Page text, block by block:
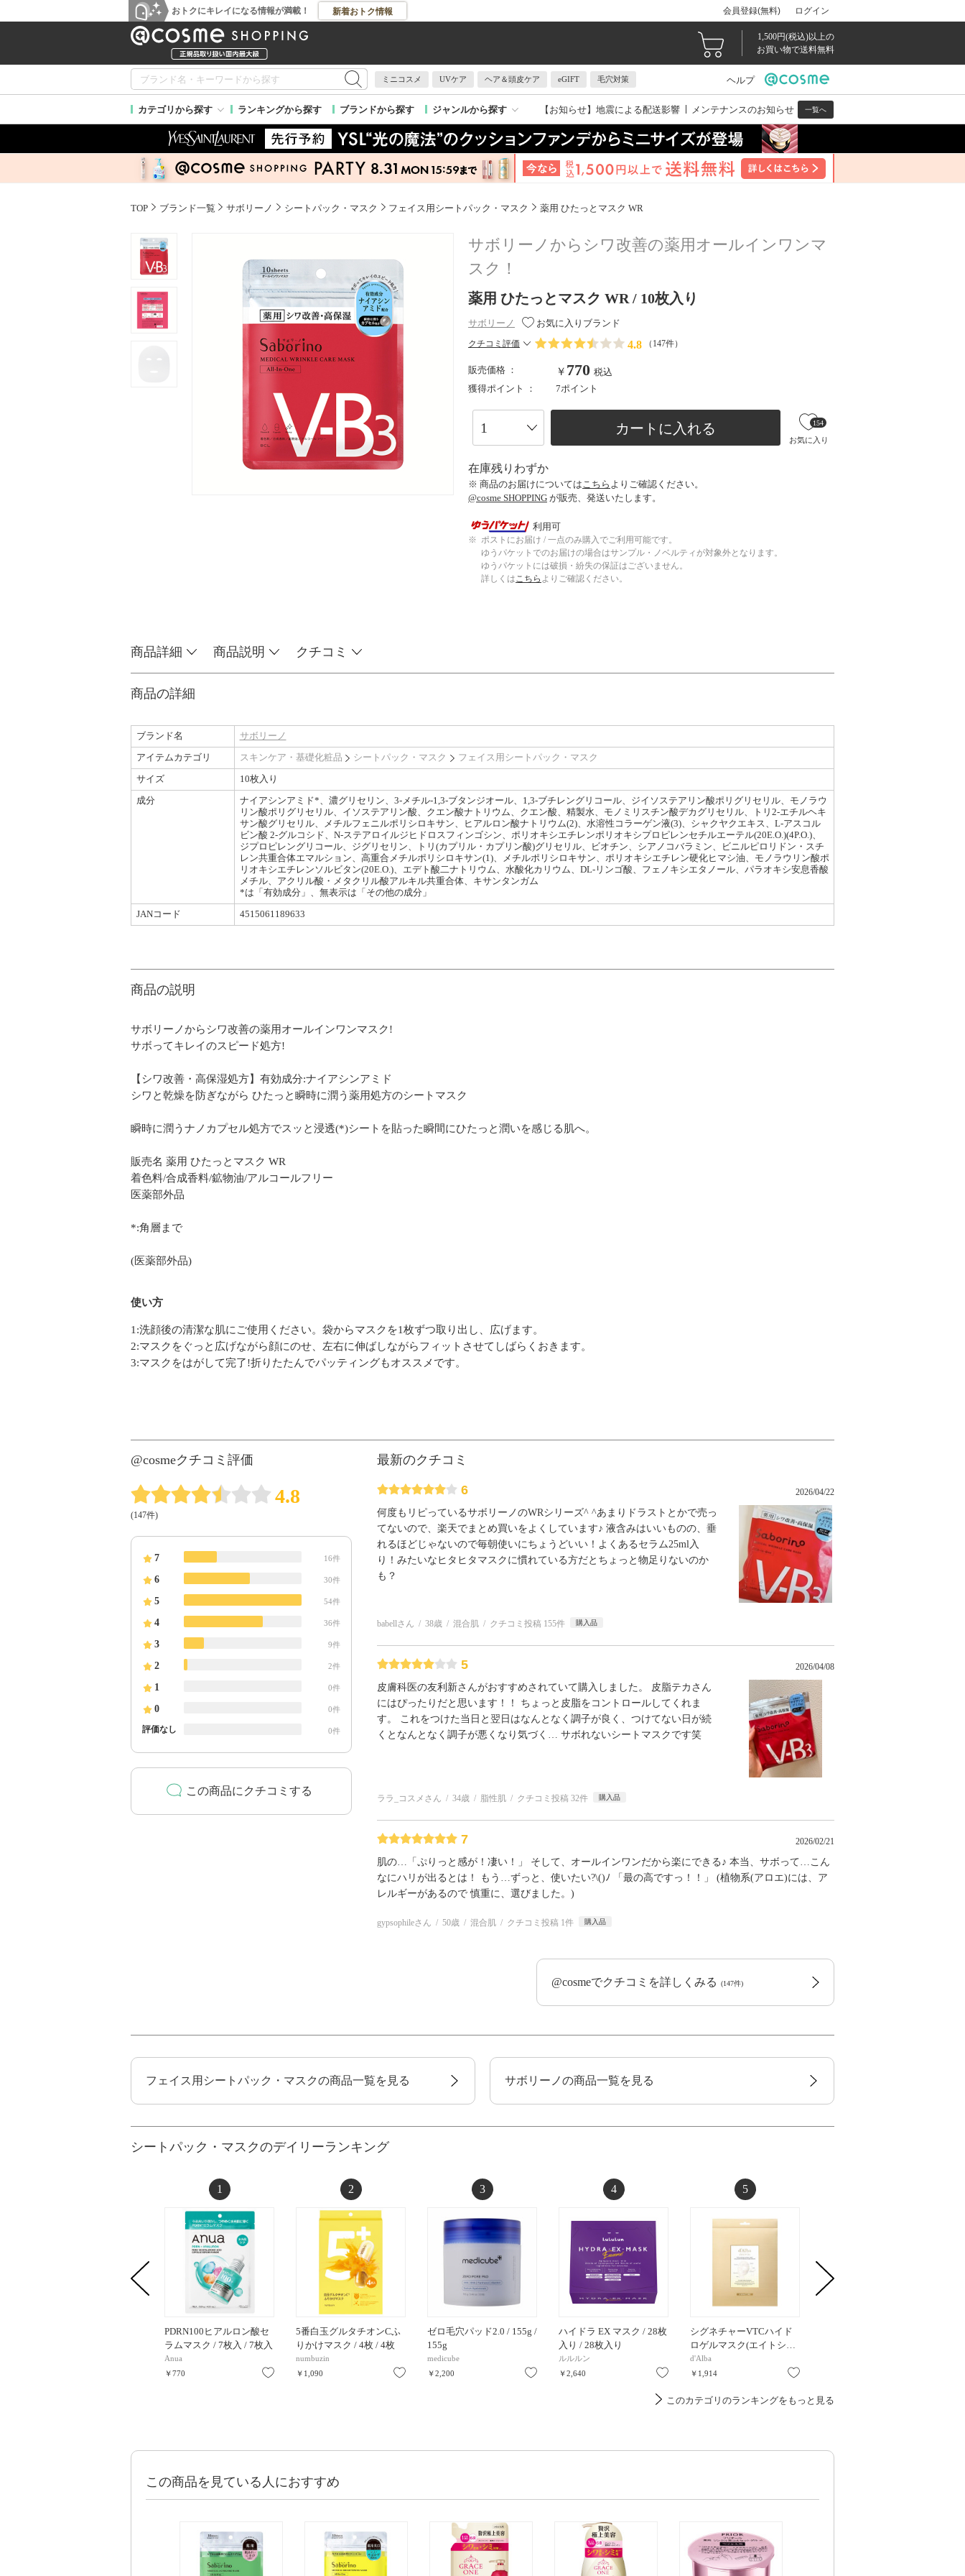
おトクにキレイになる情報が満載！ 新着おトク情報 会員登録(無料) ログイン
1,500円(税込)以上の
お買い物で送料無料
ミニコスメ UVケア ヘア＆頭皮ケア eGIFT 毛穴対策 ヘルプ
カテゴリから探す ランキングから探す ブランドから探す ジャンルから探す 【お知らせ】 地震による配送影響 メンテナンスのお知らせ 一覧へ
TOP ブランド一覧 サボリーノ シートパック・マスク フェイス用シートパック・マスク 薬用 ひたっとマスク WR
サボリーノからシワ改善の薬用オールインワンマ
スク！
薬用 ひたっとマスク WR / 10枚入り
サボリーノ お気に入りブランド
クチコミ評価 4.8 （ 147件）
販売価格 ： ￥ 770 税込
獲得ポイント ：
7ポイント
カートに入れる
お気に入り
154
在庫残りわずか
※ 商品のお届けについては こちら よりご確認ください。
@cosme SHOPPING が販売、発送いたします。
利用可
※ ポストにお届け / 一点のみ購入でご利用可能です。
ゆうパケットでのお届けの場合はサンプル・ノベルティが対象外となります。
ゆうパケットには破損・紛失の保証はございません。
詳しくはこちら よりご確認ください。
商品詳細 商品説明 クチコミ
商品の詳細
ブランド名
サボリーノ
アイテムカテゴリ
スキンケア・基礎化粧品 シートパック・マスク
フェイス用シートパック・マスク
サイズ
10枚入り
成分
ナイアシンアミド*、濃グリセリン、3-メチル-1,3-ブタンジオール、1,3-ブチレングリコール、ジイソステアリン酸ポリグリセリル、モノラウ
リン酸ポリグリセリル、イソステアリン酸、クエン酸ナトリウム、クエン酸、精製水、モノミリスチン酸デカグリセリル、トリ2-エチルヘキ
サン酸グリセリル、メチルフェニルポリシロキサン、ヒアルロン酸ナトリウム(2)、水溶性コラーゲン液(3)、シャクヤクエキス、L-アスコル
ビン酸 2-グルコシド、N-ステアロイルジヒドロスフィンゴシン、ポリオキシエチレンポリオキシプロピレンセチルエーテル(20E.O.)(4P.O.)、
ジプロピレングリコール、ジグリセリン、トリ(カプリル・カプリン酸)グリセリル、ビオチン、シアノコバラミン、ビニルピロリドン・スチ
レン共重合体エマルション、高重合メチルポリシロキサン(1)、メチルポリシロキサン、ポリオキシエチレン硬化ヒマシ油、モノラウリン酸ポ
リオキシエチレンソルビタン(20E.O.)、エデト酸二ナトリウム、水酸化カリウム、DL-リンゴ酸、フェノキシエタノール、パラオキシ安息香酸
メチル、アクリル酸・メタクリル酸アルキル共重合体、キサンタンガム
*は「有効成分」、無表示は「その他の成分」
JANコード
4515061189633
商品の説明
サボリーノからシワ改善の薬用オールインワンマスク!
サボってキレイのスピード処方!
【シワ改善・高保湿処方】有効成分:ナイアシンアミド
シワと乾燥を防ぎながら ひたっと瞬時に潤う薬用処方のシートマスク
瞬時に潤うナノカプセル処方でスッと浸透(*)シートを貼った瞬間にひたっと潤いを感じる肌へ。
販売名 薬用 ひたっとマスク WR
着色料/合成香料/鉱物油/アルコールフリー
医薬部外品
*:角層まで
(医薬部外品)
使い方
1:洗顔後の清潔な肌にご使用ください。袋からマスクを1枚ずつ取り出し、広げます。
2:マスクをぐっと広げながら顔にのせ、左右に伸ばしながらフィットさせてしばらくおきます。
3:マスクをはがして完了!折りたたんでパッティングもオススメです。
@cosmeクチコミ評価
4.8
(147件)
7 16件
6 30件
5 54件
4 36件
3 9件
2 2件
1 0件
0 0件
評価なし 0件
この商品にクチコミする
最新のクチコミ
6 2026/04/22
何度もリピっているサボリーノのWRシリーズ^ ^あまりドラストとかで売っ
てないので、楽天でまとめ買いをよくしています♪ 液含みはいいものの、垂
れるほどじゃないので毎朝使いにちょうどいい！よくあるセラム25ml入
り！みたいなヒタヒタマスクに慣れている方だとちょっと物足りないのか
も？
babellさん 38歳 混合肌 クチコミ投稿 155件 購入品
5 2026/04/08
皮膚科医の友利新さんがおすすめされていて購入しました。 皮脂テカさん
にはぴったりだと思います！！ ちょっと皮脂をコントロールしてくれま
す。 これをつけた当日と翌日はなんとなく調子が良く、つけてない日が続
くとなんとなく調子が悪くなり気づく… サボれないシートマスクです笑
ララ_コスメさん 34歳 脂性肌 クチコミ投稿 32件 購入品
7 2026/02/21
肌の…「ぷりっと感が！凄い！」 そして、オールインワンだから楽にできる♪ 本当、サボって…こん
なにハリが出るとは！ もう…ずっと、使いたい?\()ﾉ 「最の高ですっ！！」 (植物系(アロエ)には、ア
レルギーがあるので 慎重に、選びました。)
gypsophileさん 50歳 混合肌 クチコミ投稿 1件 購入品
@cosmeでクチコミを詳しくみる (147件)
フェイス用シートパック・マスクの商品一覧を見る サボリーノの商品一覧を見る
シートパック・マスクのデイリーランキング
1
PDRN100ヒアルロン酸セ
ラムマスク / 7枚入 / 7枚入
Anua
￥770
お気に入り
2
5番白玉グルタチオンCふ
りかけマスク / 4枚 / 4枚
numbuzin
￥1,090
お気に入り
3
ゼロ毛穴パッド2.0 / 155g /
155g
medicube
￥2,200
お気に入り
4
ハイドラ EX マスク / 28枚
入り / 28枚入り
ルルルン
￥2,640
お気に入り
5
シグネチャーVTCハイド
ロゲルマスク(エイトシ…
d'Alba
￥1,914
このカテゴリのランキングをもっと見る
この商品を見ている人におすすめ